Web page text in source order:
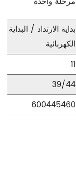
بداية الارتداد / البداية
الكهربائية
11
39/44
600445460